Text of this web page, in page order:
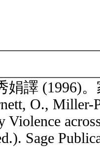
娟譯 (1996)
O., Miller-
Violence
Sage